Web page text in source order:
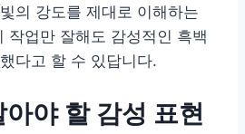
의 강도를 제대로 이해하는
작업만 잘해도 감성적인 흑백
다고 할 수 있답니다.
야 할 감성 표현